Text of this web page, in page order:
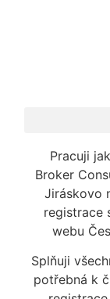
Pracuji
Broker
Jiráskovo
registrace
webu
Splňuji
potřebná k